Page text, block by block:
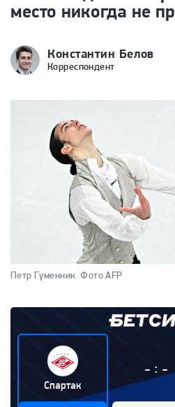
место никогда не
Константин Белов
Корреспондент
Петр Гуменник. Фото AFP
Спартак
- : -